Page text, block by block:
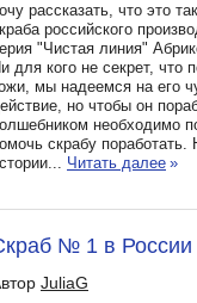
рассказать, что это
российского
"Чистая линия"
для кого не секрет, что
мы надеемся на его
но чтобы он
необходимо
скрабу поработать.
Читать далее »
№ 1 в России
JuliaG